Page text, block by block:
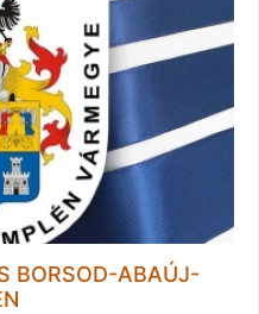
BORSOD-ABAÚJ-